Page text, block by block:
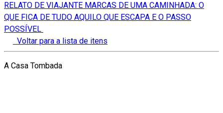
RELATO DE VIAJANTE MARCAS DE UMA CAMINHADA: O
QUE FICA DE TUDO AQUILO QUE ESCAPA E O PASSO
POSSÍVEL
Voltar para a lista de itens
A Casa Tombada